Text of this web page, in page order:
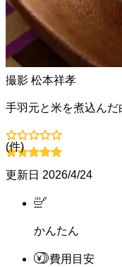
撮影 松本祥孝
手羽元と米を煮込んだ
(件)
更新日 2026/4/24
かんたん
費用目安